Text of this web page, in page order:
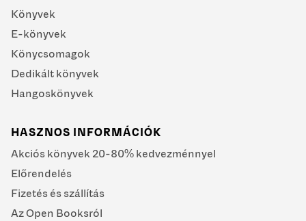
Könyvek
E-könyvek
Könycsomagok
Dedikált könyvek
Hangoskönyvek
HASZNOS INFORMÁCIÓK
Akciós könyvek 20-80% kedvezménnyel
Előrendelés
Fizetés és szállítás
Az Open Booksról